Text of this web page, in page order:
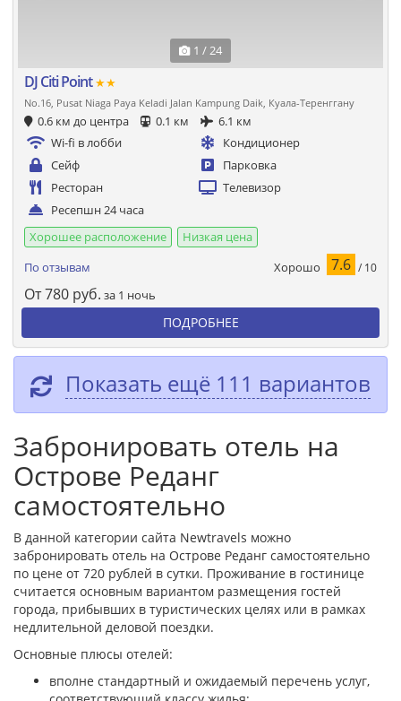
1 / 24
DJ Citi Point★★
No.16, Pusat Niaga Paya Keladi Jalan Kampung Daik, Куала-Теренггану
0.6 км до центра 0.1 км
6.1 км
Wi-fi в лобби
Кондиционер
Сейф
Парковка
Ресторан
Телевизор
Ресепшн 24 часа
Хорошее расположение
Низкая цена
По отзывам
Хорошо 7.6 / 10
От780 руб. за 1 ночь
ПОДРОБНЕЕ
Показать ещё 111 вариантов
Забронировать отель на
Острове Реданг
самостоятельно
В данной категории сайта Newtravels можно
забронировать отель на Острове Реданг самостоятельно
по цене от 720 рублей в сутки. Проживание в гостинице
считается основным вариантом размещения гостей
города, прибывших в туристических целях или в рамках
недлительной деловой поездки.
Основные плюсы отелей:
вполне стандартный и ожидаемый перечень услуг,